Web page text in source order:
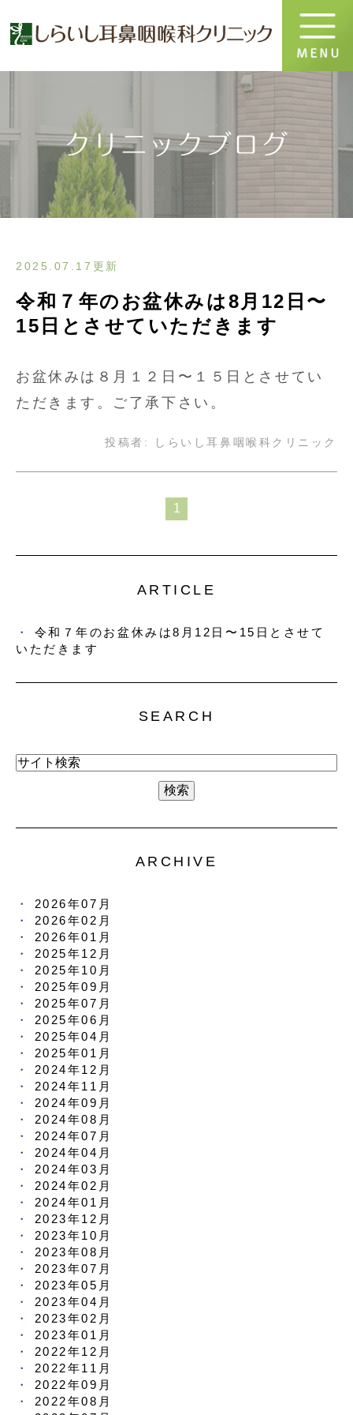
クリニックブログ
2025.07.17更新
令和７年のお盆休みは8月12日〜
15日とさせていただきます
お盆休みは８月１２日〜１５日とさせてい
ただきます。ご了承下さい。
投稿者: しらいし耳鼻咽喉科クリニック
1
ARTICLE
令和７年のお盆休みは8月12日〜15日とさせて
いただきます
SEARCH
ARCHIVE
2026年07月
2026年02月
2026年01月
2025年12月
2025年10月
2025年09月
2025年07月
2025年06月
2025年04月
2025年01月
2024年12月
2024年11月
2024年09月
2024年08月
2024年07月
2024年04月
2024年03月
2024年02月
2024年01月
2023年12月
2023年10月
2023年08月
2023年07月
2023年05月
2023年04月
2023年02月
2023年01月
2022年12月
2022年11月
2022年09月
2022年08月